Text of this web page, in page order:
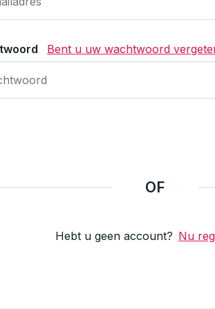
Bent u uw wachtwoord
OF
Hebt u geen account? Nu